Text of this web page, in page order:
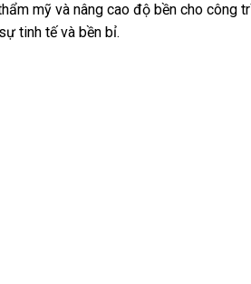
mỹ và nâng cao độ bền cho công
tinh tế và bền bỉ.